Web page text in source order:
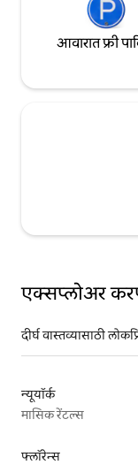
आवारात फ्री
एक्सप्लोअर
दीर्घ वास्तव्यासाठी
न्यूयॉर्क
मासिक रेंटल्स
फ्लॉरेन्स